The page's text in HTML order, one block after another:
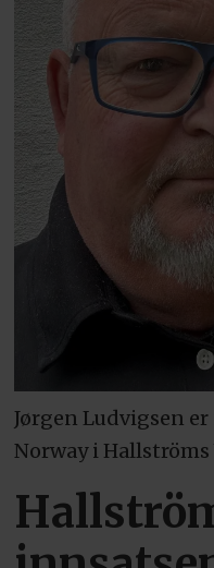
Jørgen Ludvigsen
Norway i Hallströms